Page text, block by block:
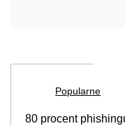
Popularne
80 procent